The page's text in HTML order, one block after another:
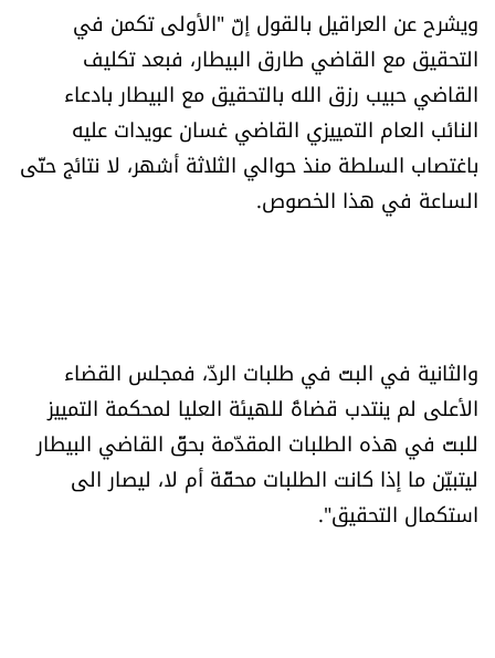
ويشرح عن العراقيل بالقول إنّ "الأولى تكمن في
التحقيق مع القاضي طارق البيطار، فبعد تكليف
القاضي حبيب رزق الله بالتحقيق مع البيطار بادعاء
النائب العام التمييزي القاضي غسان عويدات عليه
باغتصاب السلطة منذ حوالي الثلاثة أشهر، لا نتائج حتّى
الساعة في هذا الخصوص.
والثانية في البتّ في طلبات الردّ، فمجلس القضاء
الأعلى لم ينتدب قضاةً للهيئة العليا لمحكمة التمييز
للبتّ في هذه الطلبات المقدّمة بحقّ القاضي البيطار
ليتبيّن ما إذا كانت الطلبات محقّة أم لا، ليصار الى
استكمال التحقيق".